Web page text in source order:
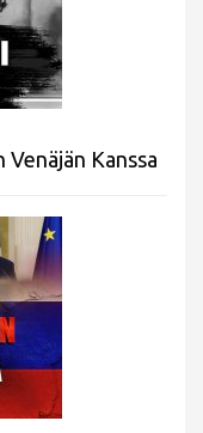
Venäjän Kanssa